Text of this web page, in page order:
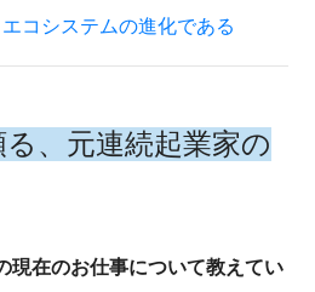
コシステムの進化である
、元連続起業家の
現在のお仕事について教えてい